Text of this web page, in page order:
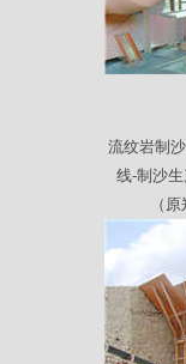
流纹岩制
线-制沙
（